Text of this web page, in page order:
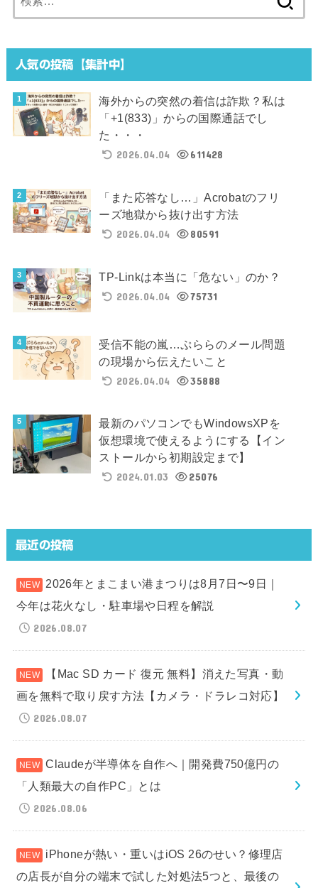
索:
人気の投稿【集計中】
海外からの突然の着信は詐欺？私は
「+1(833)」からの国際通話でし
た・・・
2026.04.04
611428
「また応答なし…」Acrobatのフリ
ーズ地獄から抜け出す方法
2026.04.04
80591
TP-Linkは本当に「危ない」のか？
2026.04.04
75731
受信不能の嵐…ぷららのメール問題
の現場から伝えたいこと
2026.04.04
35888
最新のパソコンでもWindowsXPを
仮想環境で使えるようにする【イン
ストールから初期設定まで】
2024.01.03
25076
最近の投稿
2026年とまこまい港まつりは8月7日〜9日｜
今年は花火なし・駐車場や日程を解説
2026.08.07
【Mac SD カード 復元 無料】消えた写真・動
画を無料で取り戻す方法【カメラ・ドラレコ対応】
2026.08.07
Claudeが半導体を自作へ｜開発費750億円の
「人類最大の自作PC」とは
2026.08.06
iPhoneが熱い・重いはiOS 26のせい？修理店
の店長が自分の端末で試した対処法5つと、最後の